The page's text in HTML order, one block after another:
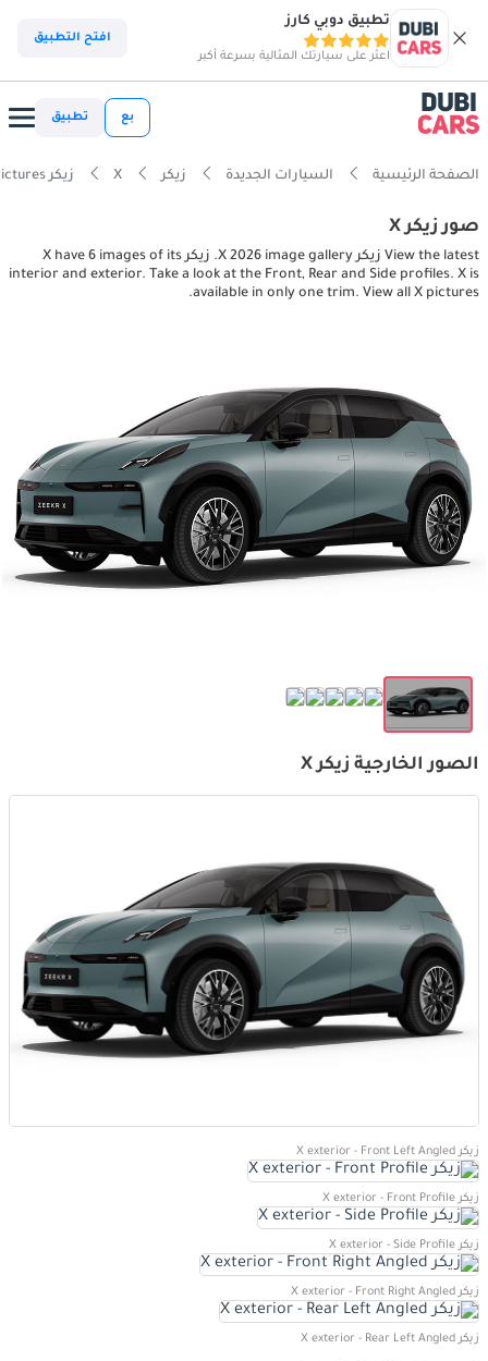
تطبيق دوبي كارز
اعثر على سيارتك المثالية بسرعة أكبر
افتح التطبيق
بع تطبيق
الصفحة الرئيسية السيارات الجديدة زيكر X زيكر X interior, exterior pictures
صور زيكر X
View the latest زيكر X 2026 image gallery. زيكر X have 6 images of its
interior and exterior. Take a look at the Front, Rear and Side profiles. X is
available in only one trim. View all X pictures.
الصور الخارجية زيكر X
زيكر X exterior - Front Left Angled
زيكر X exterior - Front Profile
زيكر X exterior - Side Profile
زيكر X exterior - Front Right Angled
زيكر X exterior - Rear Left Angled